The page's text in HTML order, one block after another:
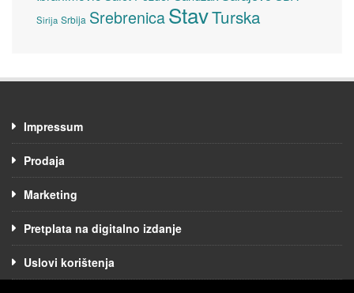
Sirija Srbija SrebrenicaStavTurska
Impressum
Prodaja
Marketing
Pretplata na digitalno izdanje
Uslovi korištenja